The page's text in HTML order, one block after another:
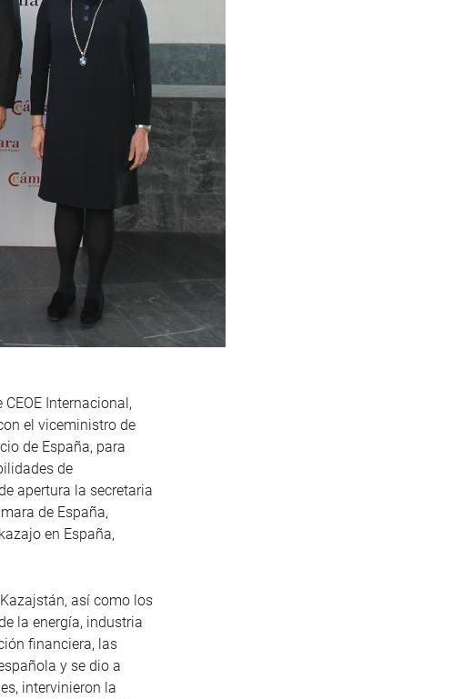
Internacional,
el viceministro de
de España, para
de
apertura la secretaria
de España,
en España,
así como los
la energía, industria
financiera, las
y se dio a
intervinieron la